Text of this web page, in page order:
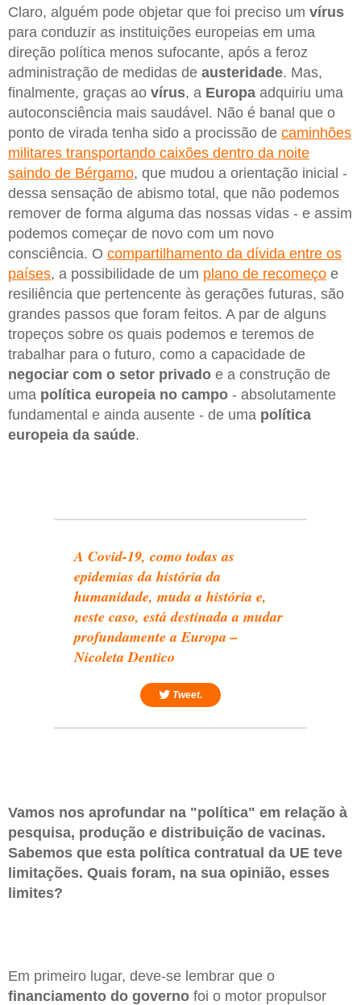
Claro, alguém pode objetar que foi preciso um vírus
para conduzir as instituições europeias em uma
direção política menos sufocante, após a feroz
administração de medidas de austeridade. Mas,
finalmente, graças ao vírus, a Europa adquiriu uma
autoconsciência mais saudável. Não é banal que o
ponto de virada tenha sido a procissão de caminhões
militares transportando caixões dentro da noite
saindo de Bérgamo, que mudou a orientação inicial -
dessa sensação de abismo total, que não podemos
remover de forma alguma das nossas vidas - e assim
podemos começar de novo com um novo
consciência. O compartilhamento da dívida entre os
países, a possibilidade de um plano de recomeço e
resiliência que pertencente às gerações futuras, são
grandes passos que foram feitos. A par de alguns
tropeços sobre os quais podemos e teremos de
trabalhar para o futuro, como a capacidade de
negociar com o setor privado e a construção de
uma política europeia no campo - absolutamente
fundamental e ainda ausente - de uma política
europeia da saúde.
A Covid-19, como todas as
epidemias da história da
humanidade, muda a história e,
neste caso, está destinada a mudar
profundamente a Europa –
Nicoleta Dentico
Tweet.
Vamos nos aprofundar na "política" em relação à
pesquisa, produção e distribuição de vacinas.
Sabemos que esta política contratual da UE teve
limitações. Quais foram, na sua opinião, esses
limites?
Em primeiro lugar, deve-se lembrar que o
financiamento do governo foi o motor propulsor